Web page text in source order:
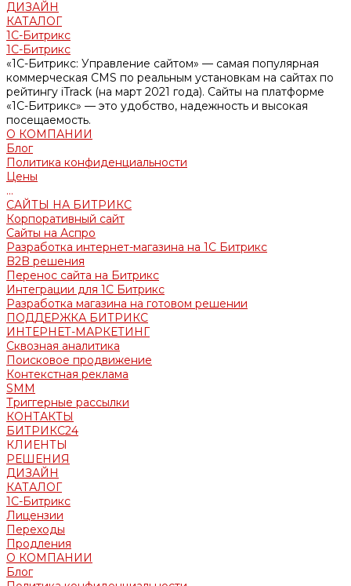
ДИЗАЙН
КАТАЛОГ
1С-Битрикс
1С-Битрикс
«1С-Битрикс: Управление сайтом» — самая популярная
коммерческая CMS по реальным установкам на сайтах по
рейтингу iTrack (на март 2021 года). Сайты на платформе
«1С-Битрикс» — это удобство, надежность и высокая
посещаемость.
О КОМПАНИИ
Блог
Политика конфиденциальности
Цены
...
САЙТЫ НА БИТРИКС
Корпоративный сайт
Сайты на Аспро
Разработка интернет-магазина на 1С Битрикс
B2B решения
Перенос сайта на Битрикс
Интеграции для 1С Битрикс
Разработка магазина на готовом решении
ПОДДЕРЖКА БИТРИКС
ИНТЕРНЕТ-МАРКЕТИНГ
Сквозная аналитика
Поисковое продвижение
Контекстная реклама
SMM
Триггерные рассылки
КОНТАКТЫ
БИТРИКС24
КЛИЕНТЫ
РЕШЕНИЯ
ДИЗАЙН
КАТАЛОГ
1С-Битрикс
Лицензии
Переходы
Продления
О КОМПАНИИ
Блог